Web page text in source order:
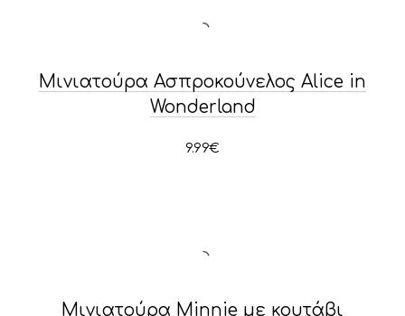
Μινιατούρα Ασπροκούνελος Alice in
Wonderland
9.99€
Μινιατούρα Minnie με κουτάβι